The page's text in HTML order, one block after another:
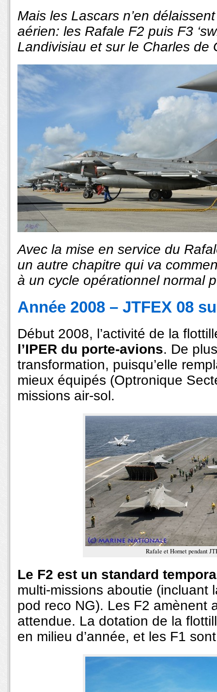
Mais les Lascars n’en
aérien: les Rafale F2 puis F3
Landivisiau et sur le Charles de
Avec la mise en service du
un autre chapitre qui va
à un cycle opérationnel normal
Année 2008 – JTFEX 08
Début 2008, l’activité de la
l’IPER du porte-avions. De
transformation, puisqu’elle
mieux équipés (Optronique
missions air-sol.
Rafale et Hornet pendant
Le F2 est un standard
multi-missions aboutie (incluant
pod reco NG). Les F2 amènent
attendue. La dotation de la
en milieu d’année, et les F1